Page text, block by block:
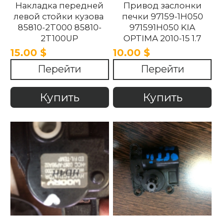
Накладка передней
левой стойки кузова
85810-2T000 85810-
2T100UP
858102T100UP
858102T000 Kia
Optima 2010 -2015.
15.00 $
Перейти
Купить
Привод заслонки
печки 97159-1H050
971591H050 KIA
OPTIMA 2010-15 1.7
10.00 $
Перейти
Купить